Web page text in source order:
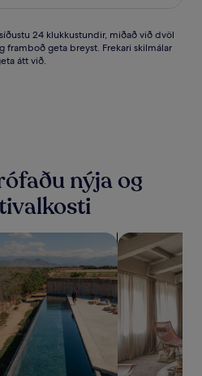
24 klukkustundir, miðað við dvöl
framboð geta breyst. Frekari skilmálar
átt við.
nýja og
eru gæludýravænir
að gististöðum með sundlaug
leita að